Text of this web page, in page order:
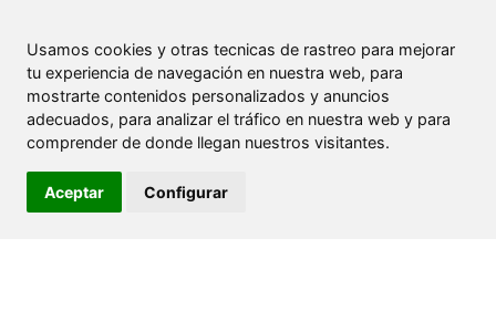
Usamos cookies y otras tecnicas de rastreo para mejorar
tu experiencia de navegación en nuestra web, para
mostrarte contenidos personalizados y anuncios
adecuados, para analizar el tráfico en nuestra web y para
comprender de donde llegan nuestros visitantes.
Aceptar Configurar